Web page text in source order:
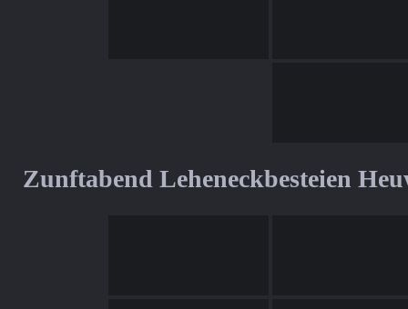
Zunftabend Leheneckbesteien